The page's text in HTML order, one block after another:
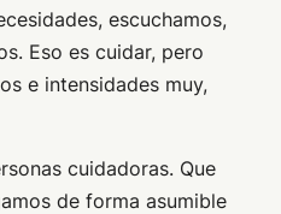
escuchamos,
Eso es cuidar, pero
e intensidades muy,
cuidadoras. Que
de forma asumible